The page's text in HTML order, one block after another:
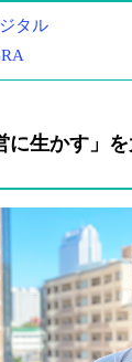
タル
に生かす」